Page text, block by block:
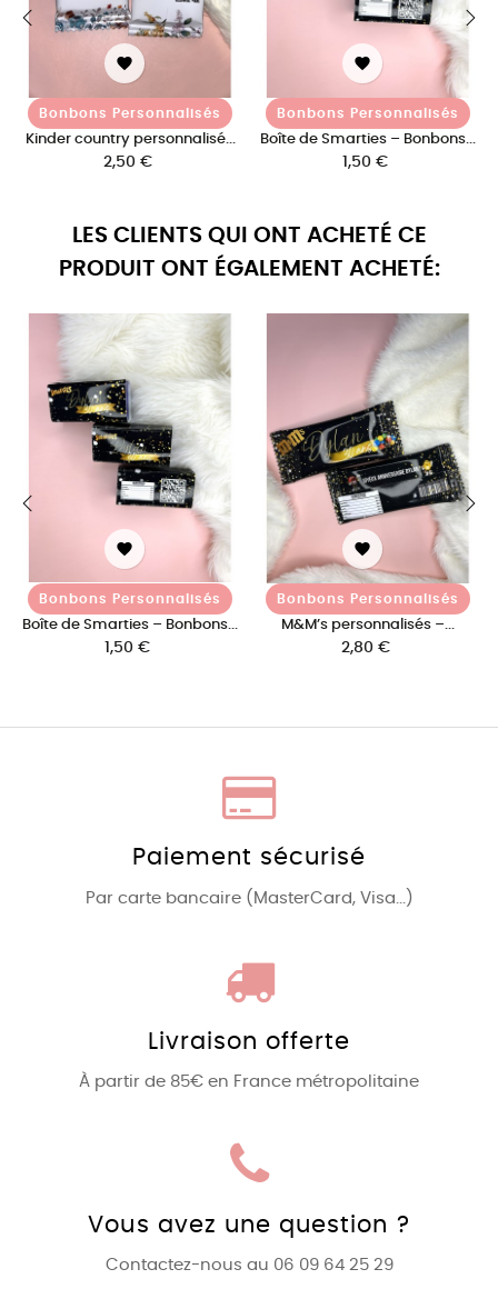

Bonbons Personnalisés
Kinder country personnalisé...
Prix
2,50 €

Bonbons Personnalisés
Boîte de Smarties – Bonbons...
Prix
1,50 €
LES CLIENTS QUI ONT ACHETÉ CE
PRODUIT ONT ÉGALEMENT ACHETÉ:

Bonbons Personnalisés
Boîte de Smarties – Bonbons...
Prix
1,50 €

Bonbons Personnalisés
M&M’s personnalisés –...
Prix
2,80 €
Paiement sécurisé
Par carte bancaire (MasterCard, Visa...)
Livraison offerte
À partir de 85€ en France métropolitaine
Vous avez une question ?
Contactez-nous au 06 09 64 25 29